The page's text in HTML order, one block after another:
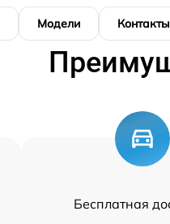
Модели Контакты
Бесплатная